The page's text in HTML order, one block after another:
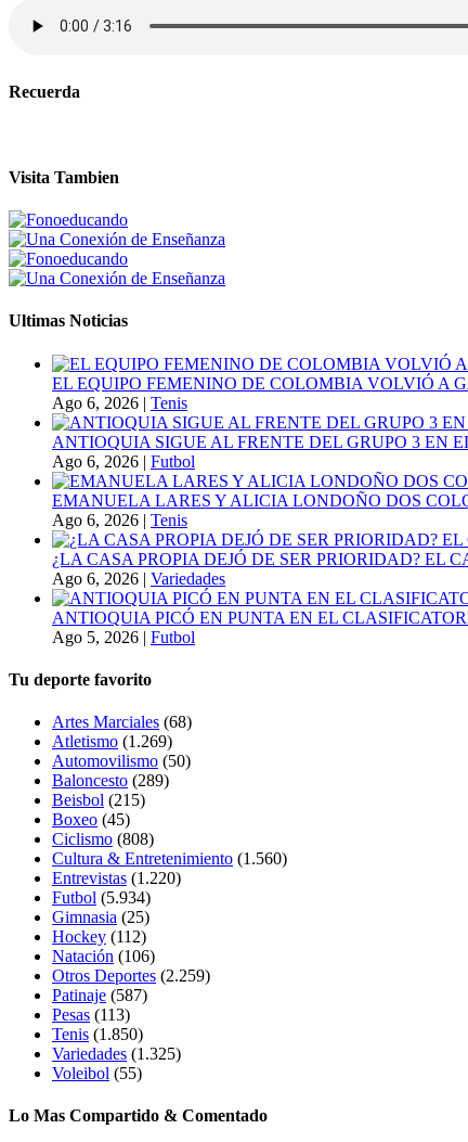
Recuerda
Visita Tambien
Ultimas Noticias
EL EQUIPO FEMENINO DE COLOMBIA VOLVIÓ A
Ago 6, 2026 | Tenis
ANTIOQUIA SIGUE AL FRENTE DEL GRUPO 3 EN
Ago 6, 2026 | Futbol
EMANUELA LARES Y ALICIA LONDOÑO DOS
Ago 6, 2026 | Tenis
¿LA CASA PROPIA DEJÓ DE SER PRIORIDAD?
Ago 6, 2026 | Variedades
ANTIOQUIA PICÓ EN PUNTA EN EL
Ago 5, 2026 | Futbol
Tu deporte favorito
Artes Marciales (68)
Atletismo (1.269)
Automovilismo (50)
Baloncesto (289)
Beisbol (215)
Boxeo (45)
Ciclismo (808)
Cultura & Entretenimiento (1.560)
Entrevistas (1.220)
Futbol (5.934)
Gimnasia (25)
Hockey (112)
Natación (106)
Otros Deportes (2.259)
Patinaje (587)
Pesas (113)
Tenis (1.850)
Variedades (1.325)
Voleibol (55)
Lo Mas Compartido & Comentado